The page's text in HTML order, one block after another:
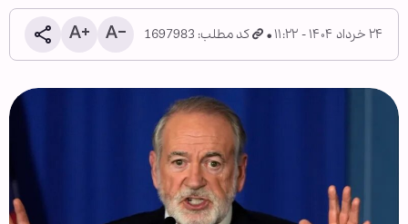
۲۴ خرداد ۱۴۰۴ - ۱۱:۲۲ کد مطلب: 1697983